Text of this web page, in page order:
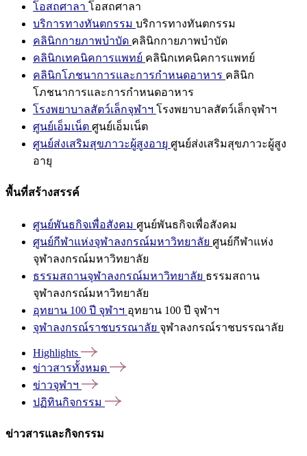
โอสถศาลา โอสถศาลา
บริการทางทันตกรรม บริการทางทันตกรรม
คลินิกกายภาพบำบัด คลินิกกายภาพบำบัด
คลินิกเทคนิคการแพทย์ คลินิกเทคนิคการแพทย์
คลินิกโภชนาการและการกำหนดอาหาร คลินิก
โภชนาการและการกำหนดอาหาร
โรงพยาบาลสัตว์เล็กจุฬาฯ โรงพยาบาลสัตว์เล็กจุฬาฯ
ศูนย์เอ็มเน็ต ศูนย์เอ็มเน็ต
ศูนย์ส่งเสริมสุขภาวะผู้สูงอายุ ศูนย์ส่งเสริมสุขภาวะผู้สูง
อายุ
พื้นที่สร้างสรรค์
ศูนย์พันธกิจเพื่อสังคม ศูนย์พันธกิจเพื่อสังคม
ศูนย์กีฬาแห่งจุฬาลงกรณ์มหาวิทยาลัย ศูนย์กีฬาแห่ง
จุฬาลงกรณ์มหาวิทยาลัย
ธรรมสถานจุฬาลงกรณ์มหาวิทยาลัย ธรรมสถาน
จุฬาลงกรณ์มหาวิทยาลัย
อุทยาน 100 ปี จุฬาฯ อุทยาน 100 ปี จุฬาฯ
จุฬาลงกรณ์ราชบรรณาลัย จุฬาลงกรณ์ราชบรรณาลัย
Highlights
ข่าวสารทั้งหมด
ข่าวจุฬาฯ
ปฏิทินกิจกรรม
ข่าวสารและกิจกรรม